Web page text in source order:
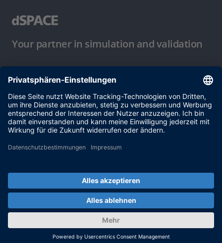
Your partner in simulation and validation
Datenschutzbestimmung
Impressum & Allgemeine
Geschäftsbedingungen
© dSPACE